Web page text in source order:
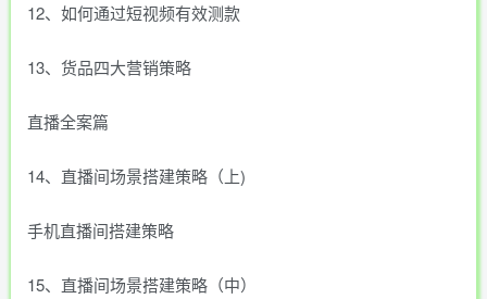
12、如何通过短视频有效测款
13、货品四大营销策略
直播全案篇
14、直播间场景搭建策略（上)
手机直播间搭建策略
15、直播间场景搭建策略（中）